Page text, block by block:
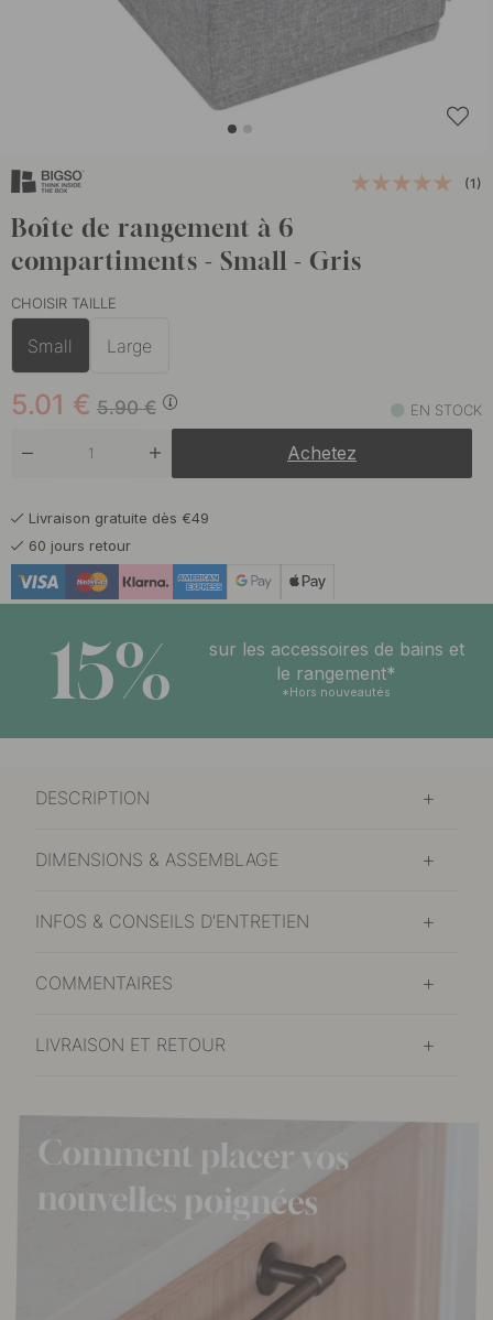
(1)
Boîte de rangement à 6
compartiments - Small - Gris
CHOISIR TAILLE
Small Large
5.90€
5.01 € EN STOCK
Achetez
Livraison gratuite dès €49
60 jours retour
15%
sur les accessoires de bains et
le rangement*
*Hors nouveautés
DESCRIPTION
DIMENSIONS & ASSEMBLAGE
INFOS & CONSEILS D'ENTRETIEN
COMMENTAIRES
LIVRAISON ET RETOUR